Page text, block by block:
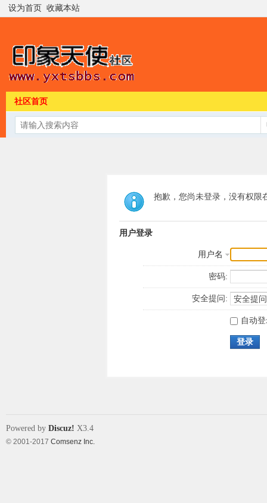
设为首页 收藏本站
社区首页
抱歉，您尚未登录，没有权限
用户登录
用户名
密码:
安全提问:
自动
登录
Powered by Discuz! X3.4
© 2001-2017 Comsenz Inc.